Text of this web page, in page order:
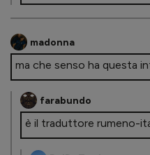
madonna
ma che senso ha questa
farabundo
è il traduttore rumeno-